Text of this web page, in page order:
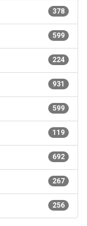
378
599
224
931
599
119
692
267
256